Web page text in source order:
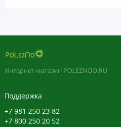
лекарства, особенно
повреждена или отсутствует.
Храните в недоступном для
попадания света.
Интернет-магазин POLEZNOO.RU
Поддержка
+7 981 250 23 82
+7 800 250 20 52